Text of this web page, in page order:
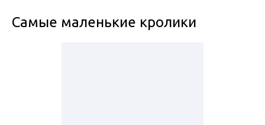
Самые маленькие кролики